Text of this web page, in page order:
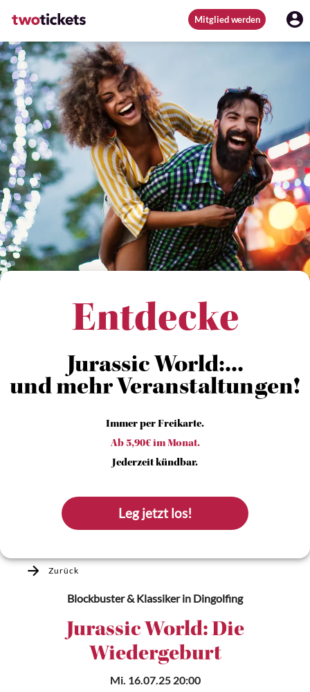
Mitglied werden
Entdecke
Jurassic World:...
und mehr Veranstaltungen!
Immer per Freikarte.
Ab 5,90€ im Monat.
Jederzeit kündbar.
Leg jetzt los!
Zurück
Blockbuster & Klassikerin Dingolfing
Jurassic World: Die
Wiedergeburt
Mi. 16.07.25 20:00